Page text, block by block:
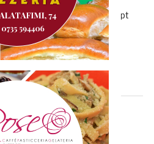
1 – 0 MARCATORE: 45’pt
AZZURRA COLLI:
Voltattorni,Valentini,
Oddi), Chiappini, Cardinali,
Minuti. CUPRENSE: Di […]
il digiuno:
2 – 1